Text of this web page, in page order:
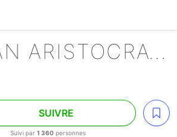
REINCARNATED AS AN ARISTOCRAT : DÉNICHEUR DE TALENTS
SUIVRE
Suivi par1 360 personnes